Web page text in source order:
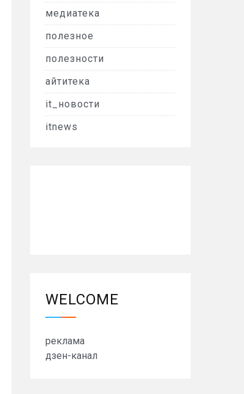
медиатека
полезное
полезности
айтитека
it_новости
itnews
WELCOME
реклама
дзен-канал